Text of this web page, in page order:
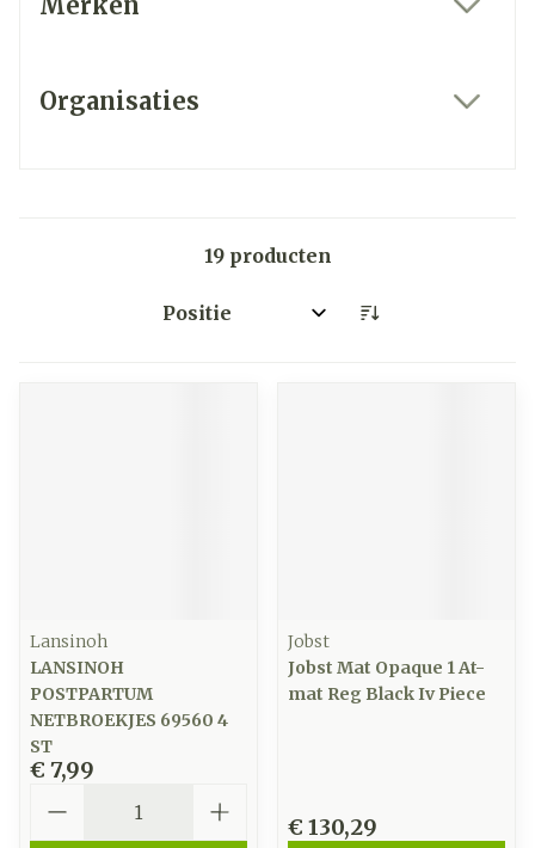
Organisaties
19producten
Sorteer op:
Lansinoh
LANSINOH
POSTPARTUM
NETBROEKJES 69560 4
ST
€ 7,99
Jobst
Jobst Mat Opaque 1 At-
mat Reg Black Iv Piece
€ 130,29